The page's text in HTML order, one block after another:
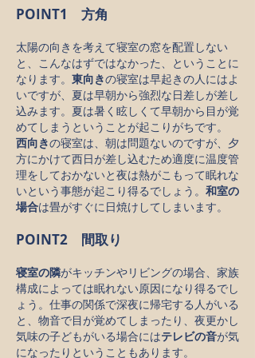
POINT1 方角
太陽の向きを考えて寝室の窓を配置しない
と、こんなはずではなかった、ということに
なります。 東向きの寝室は早起きの人にはよ
いですが、夏は早朝から強烈な日差しが差し
込みます。夏は暑く眩しくて早朝から目が覚
めてしまうということが起こりがちです。
西向きの寝室は、朝は問題ないのですが、夕
方にかけて西日が差し込むため適度に温度管
理をしておかないと夜は熱がこもって眠れな
いという事態が起こり得るでしょう。 和室の
場合は畳がすぐに日焼けしてしまいます。
POINT2 間取り
寝室の隣がキッチンやリビングの場合、家族
構成によっては眠れない原因になり得るでし
ょう。仕事の関係で深夜に帰宅する人がいる
と、物音で目が覚めてしまったり、夜更かし
気味の子どもがいる場合にはテレビの音が気
になったりということもあります。